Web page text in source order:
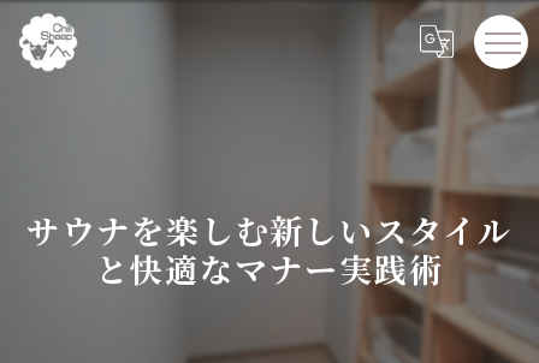
サウナを楽しむ新しいスタイル
と快適なマナー実践術